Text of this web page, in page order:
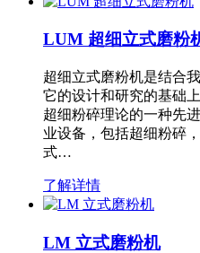
LUM 超细立式磨粉
超细立式磨粉机是结合
它的设计和研究的基础
超细粉碎理论的一种先
业设备，包括超细粉碎
式…
了解详情
LM 立式磨粉机